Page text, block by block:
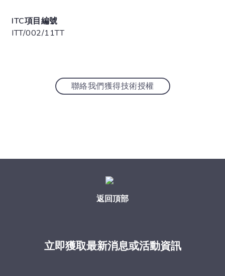
ITC項目編號
ITT/002/11TT
聯絡我們獲得技術授權
返回頂部
立即獲取最新消息或活動資訊